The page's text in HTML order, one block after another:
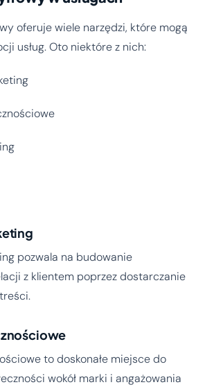
oferuje wiele narzędzi, które mogą
usług. Oto niektóre z nich:
pozwala na budowanie
z klientem poprzez dostarczanie
to doskonałe miejsce do
wokół marki i angażowania